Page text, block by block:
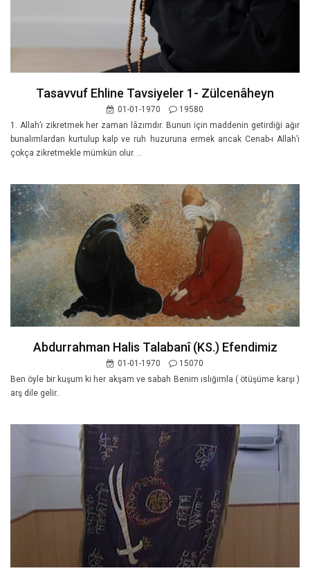
Tasavvuf Ehline Tavsiyeler 1- Zülcenâheyn
01-01-1970
19580
1. Allah’ı zikretmek her zaman lâzımdır. Bunun için maddenin getirdiği ağır
bunalımlardan kurtulup kalp ve ruh huzuruna ermek ancak Cenab-ı Allah’ı
çokça zikretmekle mümkün olur. ..
Abdurrahman Halis Talabanî (KS.) Efendimiz
01-01-1970
15070
Ben öyle bir kuşum ki her akşam ve sabah Benim ıslığımla ( ötüşüme karşı )
arş dile gelir..